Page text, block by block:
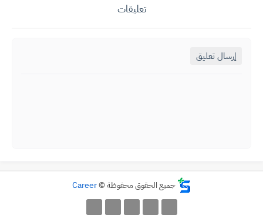
تعليقات
إرسال تعليق
جميع الحقوق محفوظة ©Career